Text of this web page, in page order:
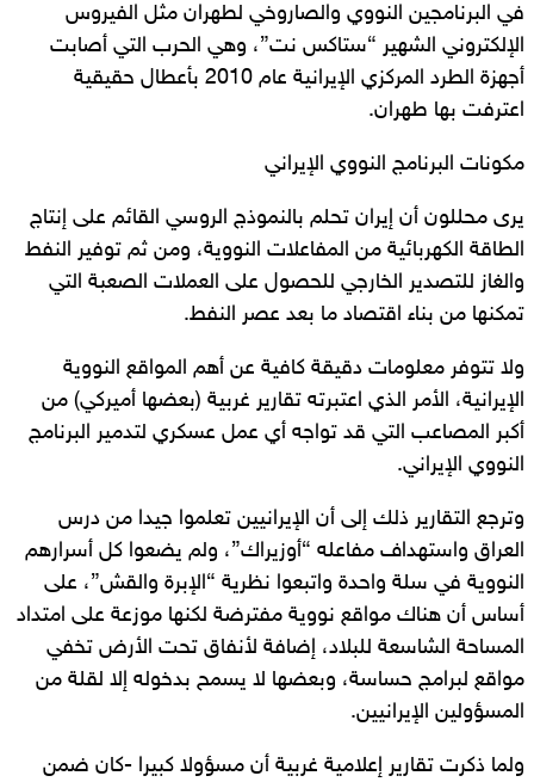
في البرنامجين النووي والصاروخي لطهران مثل الفيروس
الإلكتروني الشهير “ستاكس نت”، وهي الحرب التي أصابت
أجهزة الطرد المركزي الإيرانية عام 2010 بأعطال حقيقية
اعترفت بها طهران.
مكونات البرنامج النووي الإيراني
يرى محللون أن إيران تحلم بالنموذج الروسي القائم على إنتاج
الطاقة الكهربائية من المفاعلات النووية، ومن ثم توفير النفط
والغاز للتصدير الخارجي للحصول على العملات الصعبة التي
تمكنها من بناء اقتصاد ما بعد عصر النفط.
ولا تتوفر معلومات دقيقة كافية عن أهم المواقع النووية
الإيرانية، الأمر الذي اعتبرته تقارير غربية (بعضها أميركي) من
أكبر المصاعب التي قد تواجه أي عمل عسكري لتدمير البرنامج
النووي الإيراني.
وترجع التقارير ذلك إلى أن الإيرانيين تعلموا جيدا من درس
العراق واستهداف مفاعله “أوزيراك”، ولم يضعوا كل أسرارهم
النووية في سلة واحدة واتبعوا نظرية “الإبرة والقش”، على
أساس أن هناك مواقع نووية مفترضة لكنها موزعة على امتداد
المساحة الشاسعة للبلاد، إضافة لأنفاق تحت الأرض تخفي
مواقع لبرامج حساسة، وبعضها لا يسمح بدخوله إلا لقلة من
المسؤولين الإيرانيين.
ولما ذكرت تقارير إعلامية غربية أن مسؤولا كبيرا -كان ضمن